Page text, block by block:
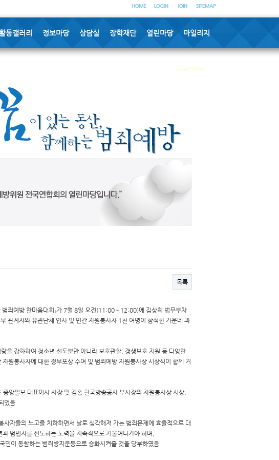
동갤러리 정보마당 상담실 장학재단 열린마당 마일리지
목록
죄예방 한마음대회』가 7월 8일 오전(11:00～12:00)에 김상희 법무부차
관계자와 유관단체 인사 및 민간 자원봉사자 1천 여명이 참석한 가운데 과
을 강화하여 청소년 선도뿐만 아니라 보호관찰, 갱생보호 지원 등 다양한
원봉사자에 대한 정부포상 수여 및 범죄예방 자원봉사상 시상식이 함께 거
앙일보 대표이사 사장 및 김홍 한국방송공사 부사장의 자원봉사상 시상,
었음
자들의 노고를 치하하면서 날로 심각해져 가는 범죄문제에 효율적으로 대
범법자를 선도하는 노력을 지속적으로 기울여나가야 하며,
이 동참하는 범죄방지운동으로 승화시켜줄 것을 당부하였음